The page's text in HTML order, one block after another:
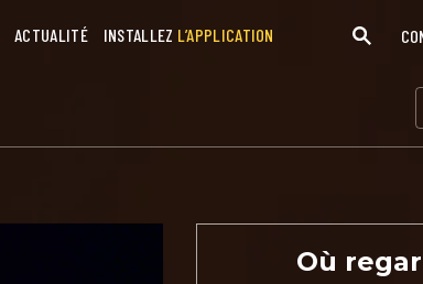
ACTUALITÉ INSTALLEZ L’APPLICATION
Où